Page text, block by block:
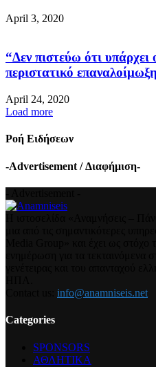
April 3, 2020
“Δεν πιστεύω ότι υπάρχει
περιστατικό
April 24, 2020
Load more
Ροή Ειδήσεων
-Advertisement / Διαφήμιση-
info@anamniseis.net
Categories
SPONSORS
ΑΘΛΗΤΙΚΑ